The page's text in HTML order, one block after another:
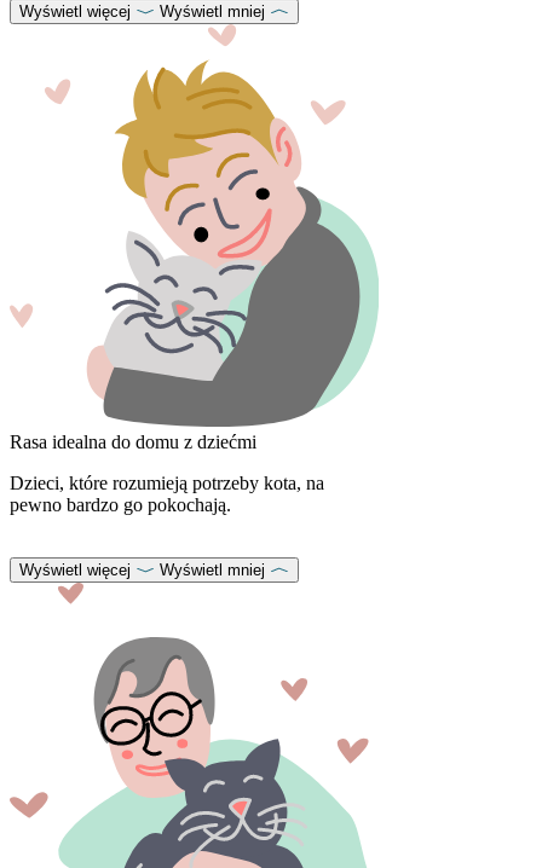
Wyświetl więcej Wyświetl mniej
Rasa idealna do domu z dziećmi
Dzieci, które rozumieją potrzeby kota, na
pewno bardzo go pokochają.
Wyświetl więcej Wyświetl mniej